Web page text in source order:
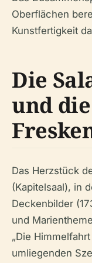
Oberflächen
Kunstfertigkeit
Die
und
Das Herzstück
(Kapitelsaal), in
Deckenbilder
und
„Die
umliegenden